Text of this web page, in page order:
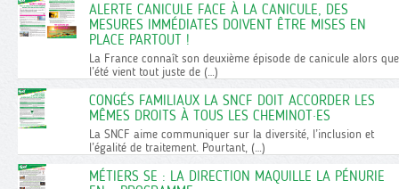
ALERTE CANICULE FACE À LA CANICULE, DES
MESURES IMMÉDIATES DOIVENT ÊTRE MISES EN
PLACE PARTOUT !
La France connaît son deuxième épisode de canicule alors que
l’été vient tout juste de (…)
CONGÉS FAMILIAUX LA SNCF DOIT ACCORDER LES
MÊMES DROITS À TOUS LES CHEMINOT·ES
La SNCF aime communiquer sur la diversité, l’inclusion et
l’égalité de traitement. Pourtant, (…)
MÉTIERS SE : LA DIRECTION MAQUILLE LA PÉNURIE